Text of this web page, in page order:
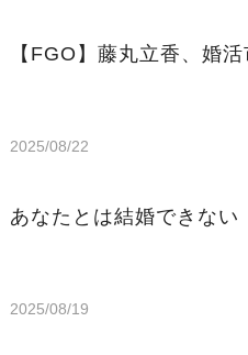
【FGO】藤丸立香、婚
2025/08/22
あなたとは結婚できない
2025/08/19